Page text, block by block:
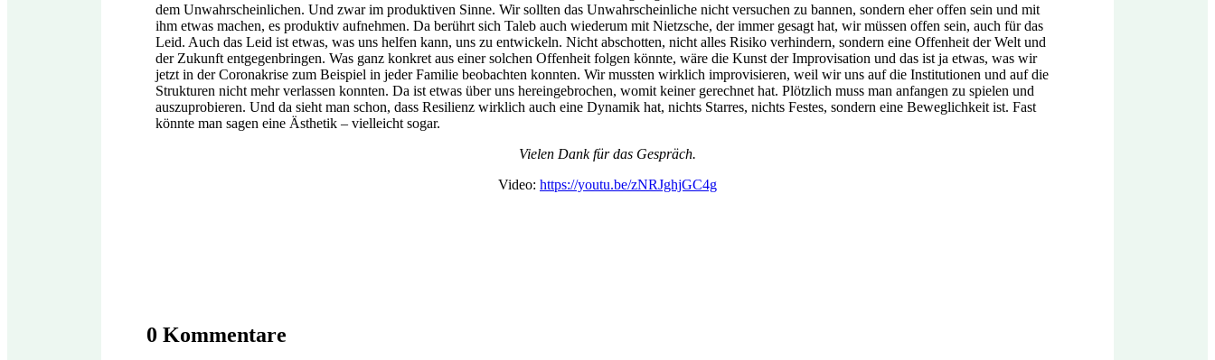
dem Unwahrscheinlichen. Und zwar im produktiven Sinne. Wir sollten das Unwahrscheinliche nicht versuchen zu bannen, sondern eher offen sein und mit
ihm etwas machen, es produktiv aufnehmen. Da berührt sich Taleb auch wiederum mit Nietzsche, der immer gesagt hat, wir müssen offen sein, auch für das
Leid. Auch das Leid ist etwas, was uns helfen kann, uns zu entwickeln. Nicht abschotten, nicht alles Risiko verhindern, sondern eine Offenheit der Welt und
der Zukunft entgegenbringen. Was ganz konkret aus einer solchen Offenheit folgen könnte, wäre die Kunst der Improvisation und das ist ja etwas, was wir
jetzt in der Coronakrise zum Beispiel in jeder Familie beobachten konnten. Wir mussten wirklich improvisieren, weil wir uns auf die Institutionen und auf die
Strukturen nicht mehr verlassen konnten. Da ist etwas über uns hereingebrochen, womit keiner gerechnet hat. Plötzlich muss man anfangen zu spielen und
auszuprobieren. Und da sieht man schon, dass Resilienz wirklich auch eine Dynamik hat, nichts Starres, nichts Festes, sondern eine Beweglichkeit ist. Fast
könnte man sagen eine Ästhetik – vielleicht sogar.
Vielen Dank für das Gespräch.
Video: https://youtu.be/zNRJghjGC4g
0 Kommentare